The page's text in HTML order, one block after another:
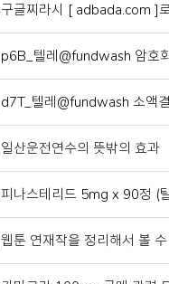
구글찌라시 [ adbada.com ]
p6B_텔레@fundwash 암호
d7T_텔레@fundwash 소액
일산운전연수의 뜻밖의 효과
피나스테리드 5mg x 90정 (
웹툰 연재작을 정리해서 볼